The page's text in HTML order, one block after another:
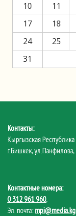
10
11
17
18
24
25
31
Контакты:
Кыргызская Республика
г.Бишкек,
Контактные номера:
0 312 961 960,
Эл. почта: mpi@media.kg